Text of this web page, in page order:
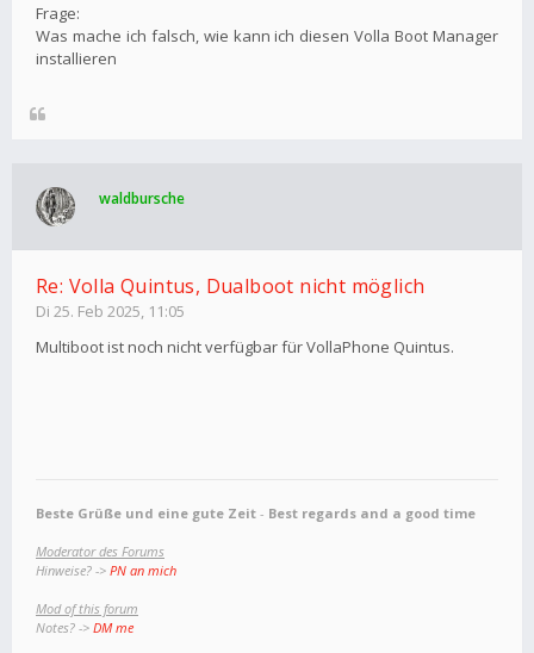
Frage:
Was mache ich falsch, wie kann ich diesen Volla Boot Manager
installieren
waldbursche
Re: Volla Quintus, Dualboot nicht möglich
Di 25. Feb 2025, 11:05
Multiboot ist noch nicht verfügbar für VollaPhone Quintus.
Beste Grüße und eine gute Zeit - Best regards and a good time
Moderator des Forums
Hinweise? -> PN an mich
Mod of this forum
Notes? -> DM me